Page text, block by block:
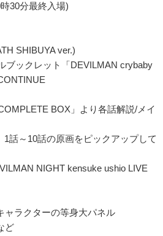
30分最終入場)
SHIBUYA ver.)
ブックレット「DEVILMAN crybaby
BOX」より各話解説/メイ
1話～10話の原画をピックアップして
NIGHT kensuke ushio LIVE
ャラクターの等身大パネル
ど